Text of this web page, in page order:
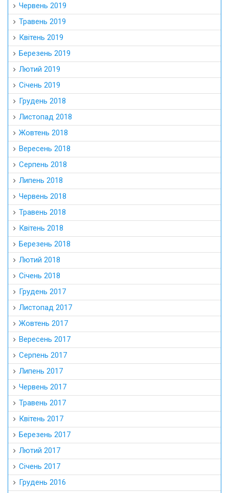
Червень 2019
Травень 2019
Квітень 2019
Березень 2019
Лютий 2019
Січень 2019
Грудень 2018
Листопад 2018
Жовтень 2018
Вересень 2018
Серпень 2018
Липень 2018
Червень 2018
Травень 2018
Квітень 2018
Березень 2018
Лютий 2018
Січень 2018
Грудень 2017
Листопад 2017
Жовтень 2017
Вересень 2017
Серпень 2017
Липень 2017
Червень 2017
Травень 2017
Квітень 2017
Березень 2017
Лютий 2017
Січень 2017
Грудень 2016